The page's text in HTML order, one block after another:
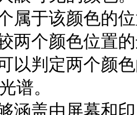
于该颜色的位
个颜色位置的
判定两个颜色
谱。
盖由屏幕和印